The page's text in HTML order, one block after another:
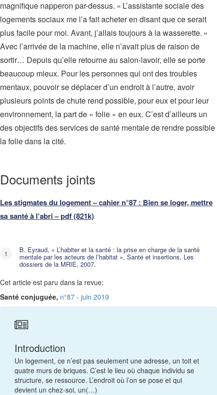
magnifique napperon par-dessus. « L’assistante sociale des
logements sociaux me l’a fait acheter en disant que ce serait
plus facile pour moi. Avant, j’allais toujours à la wasserette. »
Avec l’arrivée de la machine, elle n’avait plus de raison de
sortir… Depuis qu’elle retourne au salon-lavoir, elle se porte
beaucoup mieux. Pour les personnes qui ont des troubles
mentaux, pouvoir se déplacer d’un endroit à l’autre, avoir
plusieurs points de chute rend possible, pour eux et pour leur
environnement, la part de « folie » en eux. C’est d’ailleurs un
des objectifs des services de santé mentale de rendre possible
la folie dans la cité.
Documents joints
Les stigmates du logement – cahier n°87 : Bien se loger, mettre
sa santé à l’abri – pdf (821k)
B. Eyraud, « L’habiter et la santé : la prise en charge de la santé
mentale par les acteurs de l’habitat », Santé et insertions, Les
dossiers de la MRIE, 2007.
Cet article est paru dans la revue:
Santé conjuguée, n°87 - juin 2019
Introduction
Un logement, ce n’est pas seulement une adresse, un toit et
quatre murs de briques. C’est le lieu où chaque individu se
structure, se ressource. L’endroit où l’on se pose et qui
devient un chez-soi, un(…)